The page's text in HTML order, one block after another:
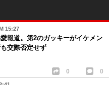
15:27
報道。第2のガッキーがイケメン
交際否定せず
0 0